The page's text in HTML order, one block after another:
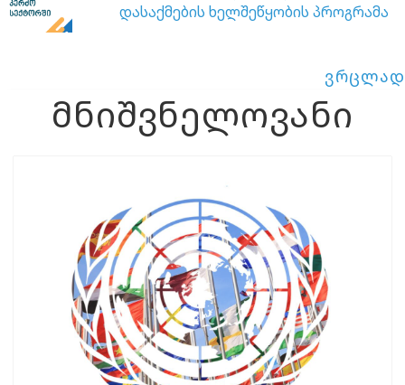
დასაქმების ხელშეწყობის პროგრამა
ვრცლად
მნიშვნელოვანი